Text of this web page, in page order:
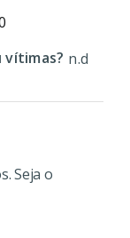
vítimas? n.d
Seja o